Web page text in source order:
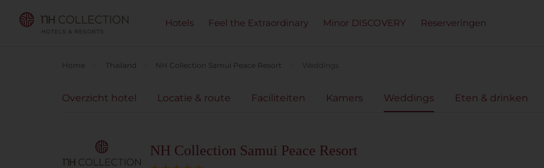
Hotels Feel the Extraordinary Minor DISCOVERY Reserveringen
Home Thailand NH Collection Samui Peace Resort Weddings
Overzicht hotel Locatie & route Faciliteiten Kamers Weddings Eten & drinken
NH Collection Samui Peace Resort